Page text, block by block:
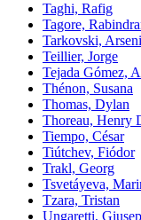
Taghi, Rafig
Tagore,
Tarkovski, Arseni
Teillier, Jorge
Tejada Gómez,
Thénon, Susana
Thomas, Dylan
Thoreau, Henry
Tiempo, César
Tiútchev, Fiódor
Trakl, Georg
Tsvetáyeva,
Tzara, Tristan
Ungaretti,